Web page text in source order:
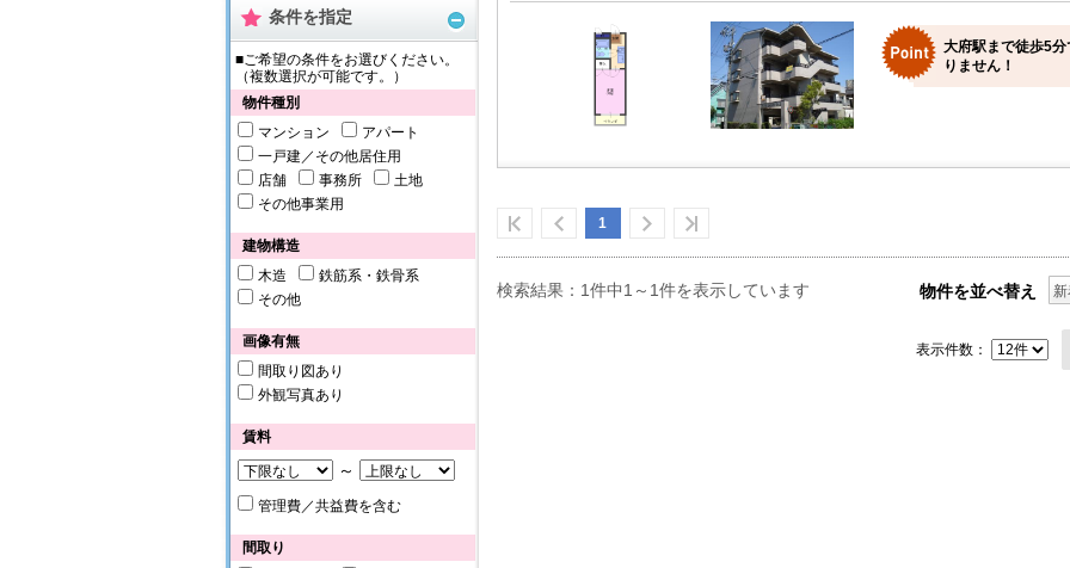
条件を指定
■ご希望の条件をお選びください。
（複数選択が可能です。）
物件種別
マンション
アパート
一戸建／その他居住用
店舗
事務所
土地
その他事業用
建物構造
木造
鉄筋系・鉄骨系
その他
画像有無
間取り図あり
外観写真あり
賃料
～
管理費／共益費を含む
間取り
大府駅まで徒歩5
りません！
物件を並べ替え
1
表示件数：
検索結果：1件中1～1件を表示しています